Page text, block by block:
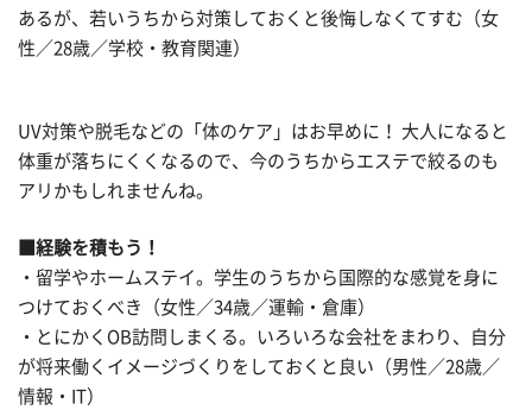
あるが、若いうちから対策しておくと後悔しなくてすむ（女
性／28歳／学校・教育関連）
UV対策や脱毛などの「体のケア」はお早めに！ 大人になると
体重が落ちにくくなるので、今のうちからエステで絞るのも
アリかもしれませんね。
■経験を積もう！
・留学やホームステイ。学生のうちから国際的な感覚を身に
つけておくべき（女性／34歳／運輸・倉庫）
・とにかくOB訪問しまくる。いろいろな会社をまわり、自分
が将来働くイメージづくりをしておくと良い（男性／28歳／
情報・IT）